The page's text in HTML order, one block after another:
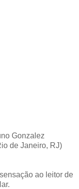
Gonzalez
de Janeiro, RJ)
ao leitor de